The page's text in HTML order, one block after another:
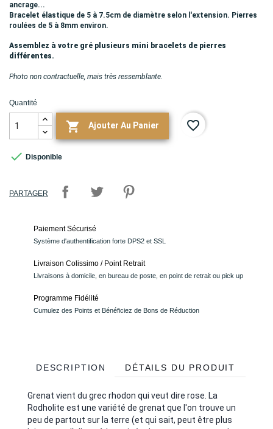
ancrage...
Bracelet élastique de 5 à 7.5cm de diamètre selon l'extension. Pierres
roulées de 5 à 8mm environ.
Assemblez à votre gré plusieurs mini bracelets de pierres
différentes.
Photo non contractuelle, mais très ressemblante.
Quantité
 Ajouter Au Panier favorite_border
 Disponible
PARTAGER
Paiement Sécurisé
Système d'authentification forte DPS2 et SSL
Livraison Colissimo / Point Retrait
Livraisons à domicile, en bureau de poste, en point de retrait ou pick up
Programme Fidélité
Cumulez des Points et Bénéficiez de Bons de Réduction
DESCRIPTION DÉTAILS DU PRODUIT
Grenat vient du grec rhodon qui veut dire rose. La
Rodholite est une variété de grenat que l'on trouve un
peu de partout sur la terre (et qui sait, peut être plus